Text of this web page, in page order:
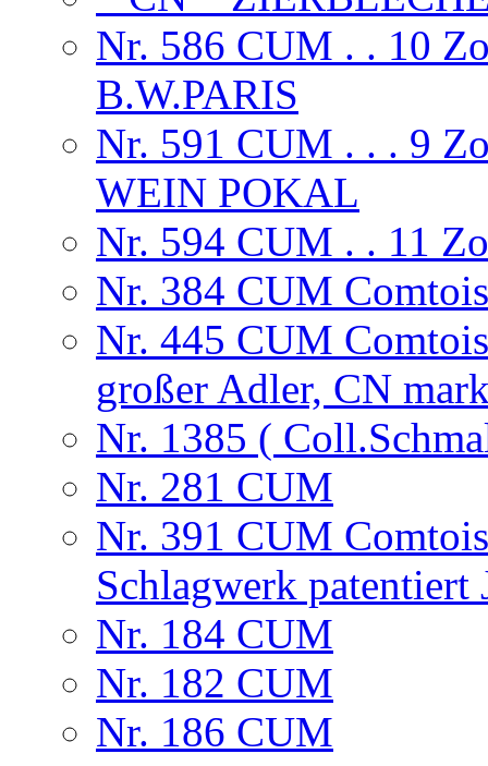
Nr. 586 CUM . . 10
B.W.PARIS
Nr. 591 CUM . . . 9
WEIN POKAL
Nr. 594 CUM . . 11
Nr. 384 CUM
Nr. 445 CUM
großer Adler, CN
Nr. 1385 (
Nr. 281 CUM
Nr. 391 CUM
Schlagwerk
Nr. 184 CUM
Nr. 182 CUM
Nr. 186 CUM